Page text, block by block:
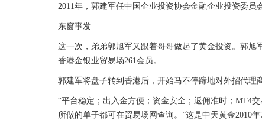
2011年，郭建军任中国企业投资协会金融企业投资委员
东窗事发
这一次，弟弟郭旭军又跟着哥哥做起了黄金投资。郭旭
香港金银业贸易场261会员。
郭建军将盘子转到香港后，开始马不停蹄地对外招代理
“平台稳定；出入金方便；资金安全；返佣准时；MT4
所做的单子都可在贸易场网查询。”这是中天黄金2010